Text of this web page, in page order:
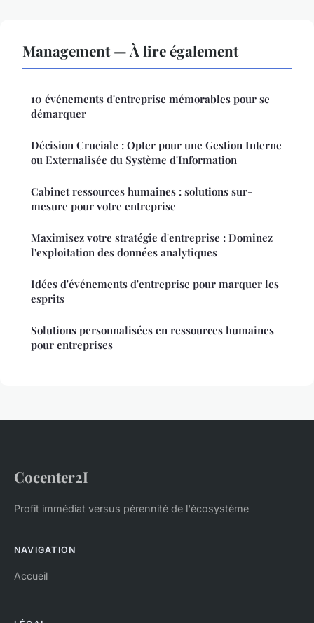
Management — À lire également
10 événements d'entreprise mémorables pour se
démarquer
Décision Cruciale : Opter pour une Gestion Interne
ou Externalisée du Système d'Information
Cabinet ressources humaines : solutions sur-
mesure pour votre entreprise
Maximisez votre stratégie d'entreprise : Dominez
l'exploitation des données analytiques
Idées d'événements d'entreprise pour marquer les
esprits
Solutions personnalisées en ressources humaines
pour entreprises
Cocenter2I
Profit immédiat versus pérennité de l'écosystème
NAVIGATION
Accueil